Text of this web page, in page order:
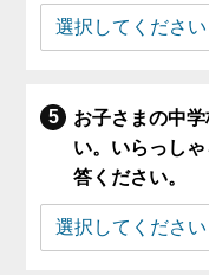
お子さまの中
い。いらっし
答ください。